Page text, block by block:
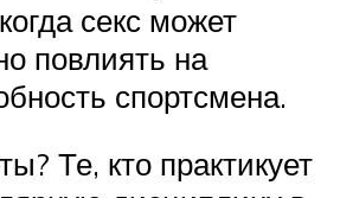
секс может
повлиять на
спортсмена.
Те, кто практикует